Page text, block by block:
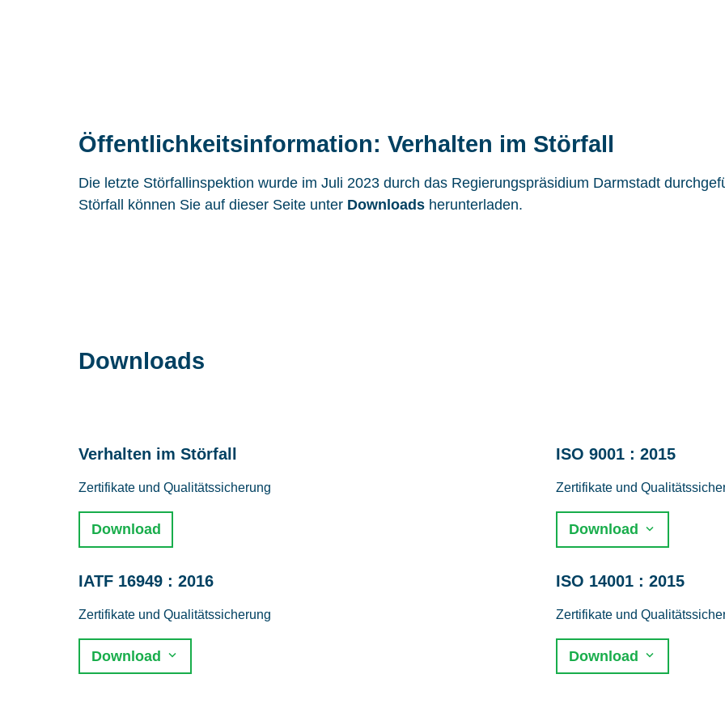
Öffentlichkeitsinformation: Verhalten im Störfall
Die letzte Störfallinspektion wurde im Juli 2023 durch das Regierungspräsidium Darmstadt
Störfall können Sie auf dieser Seite unter Downloads herunterladen.
Downloads
Verhalten im Störfall
Zertifikate und Qualitätssicherung
Download
ISO 9001 : 2015
Zertifikate und
Download
IATF 16949 : 2016
Zertifikate und Qualitätssicherung
Download
ISO 14001 : 2015
Zertifikate und
Download